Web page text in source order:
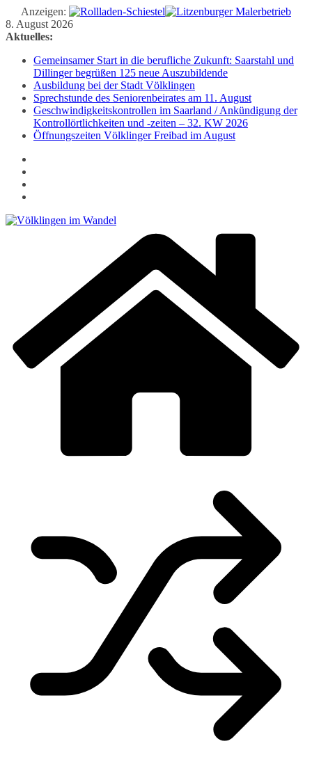
Anzeigen:
Zum
Inhalt
8. August 2026
Aktuelles:
Gemeinsamer Start in die berufliche Zukunft: Saarstahl und
Dillinger begrüßen 125 neue Auszubildende
Ausbildung bei der Stadt Völklingen
Sprechstunde des Seniorenbeirates am 11. August
Geschwindigkeitskontrollen im Saarland / Ankündigung der
Kontrollörtlichkeiten und -zeiten – 32. KW 2026
Öffnungszeiten Völklinger Freibad im August